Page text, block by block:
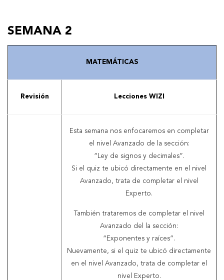
SEMANA 2
MATEMÁTICAS
Revisión Lecciones WIZI
Esta semana nos enfocaremos en completar
el nivel Avanzado de la sección:
“Ley de signos y decimales”.
Si el quiz te ubicó directamente en el nivel
Avanzado, trata de completar el nivel
Experto.
También trataremos de completar el nivel
Avanzado del la sección:
“Exponentes y raíces”.
Nuevamente, si el quiz te ubicó directamente
en el nivel Avanzado, trata de completar el
nivel Experto.